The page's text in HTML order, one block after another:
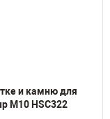
и камню для
М10 HSC322